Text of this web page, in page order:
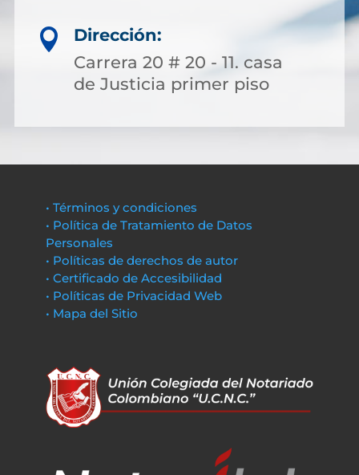

Dirección:
Carrera 20 # 20 - 11. casa
de Justicia primer piso
• Términos y condiciones
• Política de Tratamiento de Datos
Personales
• Políticas de derechos de autor
• Certificado de Accesibilidad
• Políticas de Privacidad Web
• Mapa del Sitio